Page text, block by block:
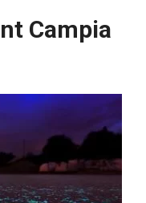
Campia